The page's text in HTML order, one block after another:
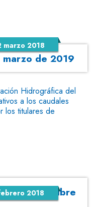
de 2019
marzo 2018
Hidrográfica del
a los caudales
los titulares de
21 de octubre
2018